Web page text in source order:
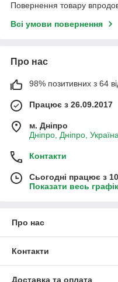
Повернення товару
Всі умови повернення
Про нас
98% позитивних з 64
Працює з 26.09.2017
м. Дніпро
Дніпро, Дніпро,
Контакти
Сьогодні працює з
Показати весь
Про нас
Контакти
Доставка та оплата